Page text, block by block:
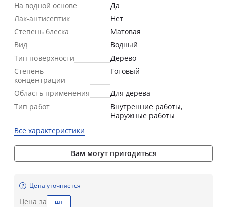
На водной основе
Да
Лак-антисептик
Нет
Степень блеска
Матовая
Вид
Водный
Тип поверхности
Дерево
Степень
концентрации
Готовый
Область применения
Для дерева
Тип работ
Внутренние работы,
Наружные работы
Все характеристики
Вам могут пригодиться
Цена уточняется
Цена за шт